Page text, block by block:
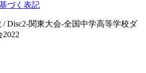
づく表記
/ Disc2-関東大会-全国中学高等学校ダ
2022